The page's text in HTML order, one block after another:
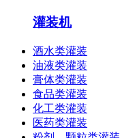
灌装机
酒水类灌装
油液类灌装
膏体类灌装
食品类灌装
化工类灌装
医药类灌装